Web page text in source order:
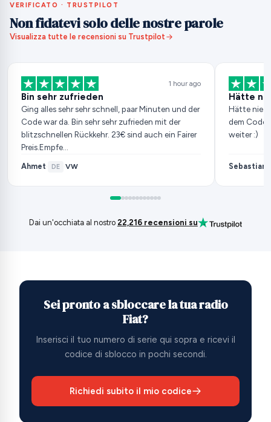
VERIFICATO · TRUSTPILOT
Non fidatevi solo delle nostre parole
Visualizza tutte le recensioni su Trustpilot
1 hour ago
Bin sehr zufrieden
Ging alles sehr sehr schnell, paar Minuten und der
Code war da. Bin sehr sehr zufrieden mit der
blitzschnellen Rückkehr. 23€ sind auch ein Fairer
Preis.Empfe…
Ahmet· DE ·VW
Hätte
Hätte nie
dem Code.
weiter :)
Sebastian
Dai un'occhiata al nostro 22,216 recensioni su
Sei pronto a sbloccare la tua radio
Fiat?
Inserisci il tuo numero di serie qui sopra e ricevi il
codice di sblocco in pochi secondi.
Richiedi subito il mio codice